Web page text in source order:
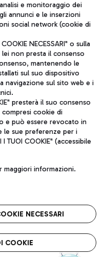
a direzione e
di Roma 13032990155 P.
1 - 00054 Fiumicino (RM)
legali
e monitoraggio dei
annunci e le inserzioni
social network (cookie di
NECESSARI" o sulla
non presta il consenso
mantenendo le
sul suo dispositivo
navigazione sul sito web e i
presterà il suo consenso
cookie di
e può essere revocato in
le sue preferenze per i
TUOI COOKIE" (accessibile
maggiori informazioni.
NECESSARI
COOKIE